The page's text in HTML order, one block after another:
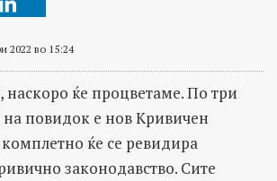
2022 во 15:24
наскоро ќе процветаме. По три
на повидок е нов Кривичен
комплетно ќе се ревидира
законодавство. Сите